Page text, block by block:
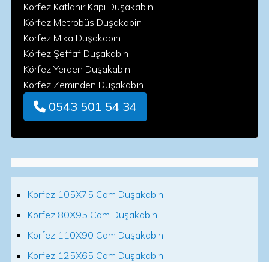
Körfez Katlanır Kapı Duşakabin
Körfez Metrobüs Duşakabin
Körfez Mika Duşakabin
Körfez Şeffaf Duşakabin
Körfez Yerden Duşakabin
Körfez Zeminden Duşakabin
0543 501 54 34
Körfez 105X75 Cam Duşakabin
Körfez 80X95 Cam Duşakabin
Körfez 110X90 Cam Duşakabin
Körfez 125X65 Cam Duşakabin